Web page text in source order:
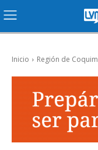
Inicio Región de